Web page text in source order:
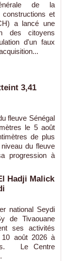
de la
constructions et
a lancé une
des citoyens
d'un faux
3,41
fleuve Sénégal
le 5 août
de plus
du fleuve
progression à
Hadji Malick
national Seydi
de Tivaouane
ses activités
10 août 2026 à
Le Centre